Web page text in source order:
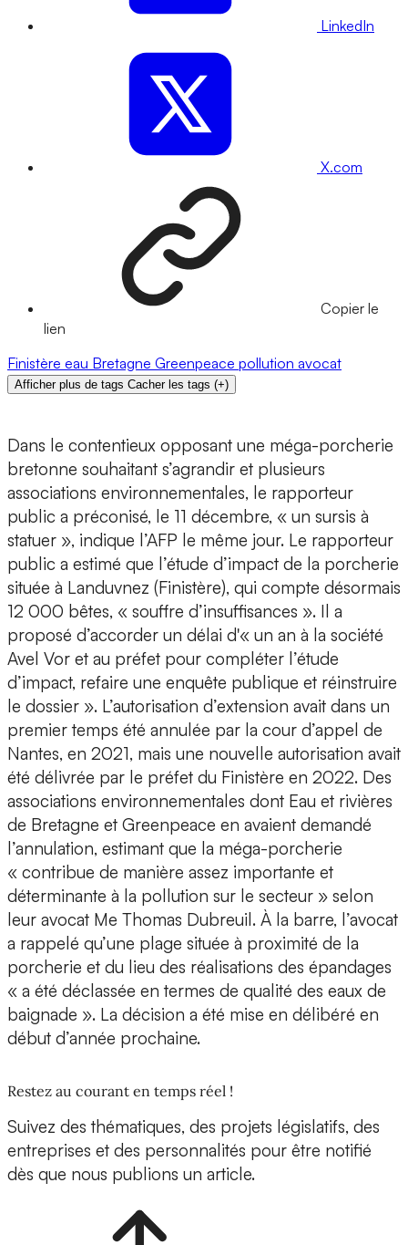
LinkedIn
X.com
Copier le
lien
Finistère eau Bretagne Greenpeace pollution avocat
Afficher plus de tags Cacher les tags (+)
Dans le contentieux opposant une méga-porcherie
bretonne souhaitant s’agrandir et plusieurs
associations environnementales, le rapporteur
public a préconisé, le 11 décembre, « un sursis à
statuer », indique l’AFP le même jour. Le rapporteur
public a estimé que l’étude d’impact de la porcherie
située à Landuvnez (Finistère), qui compte désormais
12 000 bêtes, « souffre d’insuffisances ». Il a
proposé d’accorder un délai d'« un an à la société
Avel Vor et au préfet pour compléter l’étude
d’impact, refaire une enquête publique et réinstruire
le dossier ». L’autorisation d’extension avait dans un
premier temps été annulée par la cour d’appel de
Nantes, en 2021, mais une nouvelle autorisation avait
été délivrée par le préfet du Finistère en 2022. Des
associations environnementales dont Eau et rivières
de Bretagne et Greenpeace en avaient demandé
l’annulation, estimant que la méga-porcherie
« contribue de manière assez importante et
déterminante à la pollution sur le secteur » selon
leur avocat Me Thomas Dubreuil. À la barre, l’avocat
a rappelé qu’une plage située à proximité de la
porcherie et du lieu des réalisations des épandages
« a été déclassée en termes de qualité des eaux de
baignade ». La décision a été mise en délibéré en
début d’année prochaine.
Restez au courant en temps réel !
Suivez des thématiques, des projets législatifs, des
entreprises et des personnalités pour être notifié
dès que nous publions un article.